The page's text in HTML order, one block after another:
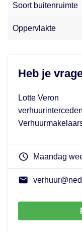
Soort buitenruimte
Oppervlakte
Heb je
Lotte Veron
Maandag